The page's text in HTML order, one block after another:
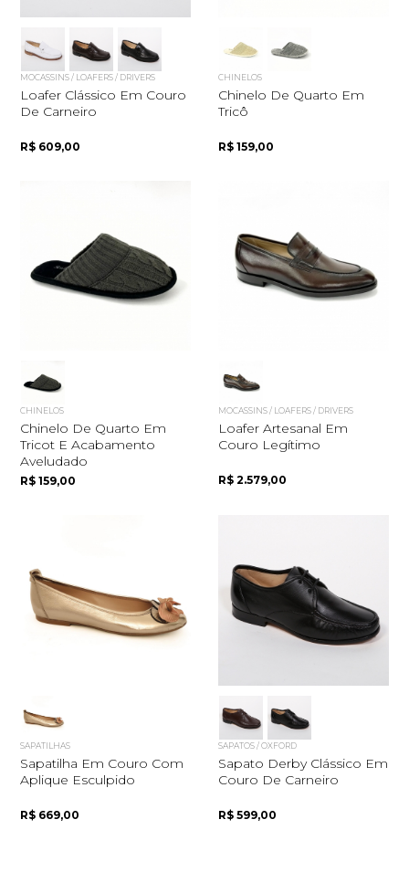
MOCASSINS / LOAFERS / DRIVERS
Loafer Clássico Em Couro
De Carneiro
R$ 609,00
CHINELOS
Chinelo De Quarto Em
Tricô
R$ 159,00
CHINELOS
Chinelo De Quarto Em
Tricot E Acabamento
Aveludado
R$ 159,00
MOCASSINS / LOAFERS / DRIVERS
Loafer Artesanal Em
Couro Legítimo
R$ 2.579,00
SAPATILHAS
Sapatilha Em Couro Com
Aplique Esculpido
R$ 669,00
SAPATOS / OXFORD
Sapato Derby Clássico Em
Couro De Carneiro
R$ 599,00